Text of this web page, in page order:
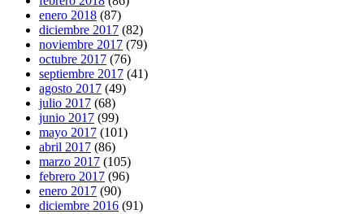
enero 2018 (87)
diciembre 2017 (82)
noviembre 2017 (79)
octubre 2017 (76)
septiembre 2017 (41)
agosto 2017 (49)
julio 2017 (68)
junio 2017 (99)
mayo 2017 (101)
abril 2017 (86)
marzo 2017 (105)
febrero 2017 (96)
enero 2017 (90)
diciembre 2016 (91)